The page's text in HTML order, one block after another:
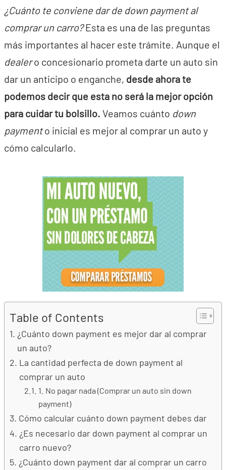
¿Cuánto te conviene dar de down payment al
comprar un carro?Esta es una de las preguntas
más importantes al hacer este trámite. Aunque el
dealero concesionario prometa darte un auto sin
dar un anticipo o enganche, desde ahora te
podemos decir que esta no será la mejor opción
para cuidar tu bolsillo. Veamos cuánto down
paymento inicial es mejor al comprar un auto y
cómo calcularlo.
Table of Contents
¿Cuánto down payment es mejor dar al comprar
un auto?
La cantidad perfecta de down payment al
comprar un auto
1. No pagar nada (Comprar un auto sin down
payment)
Cómo calcular cuánto down payment debes dar
¿Es necesario dar down payment al comprar un
carro nuevo?
¿Cuánto down payment dar al comprar un carro